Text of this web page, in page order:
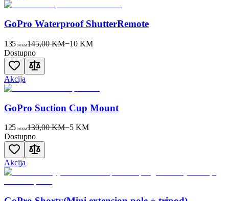
GoPro Waterproof ShutterRemote
135 00KM145,00 KM−10 KM
Dostupno
Akcija
GoPro Suction Cup Mount
125 00KM130,00 KM−5 KM
Dostupno
Akcija